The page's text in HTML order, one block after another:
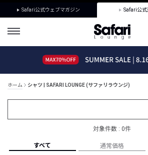
Safari公式ウェブマガジン Safari公式
ホーム シャツ | SAFARI LOUNGE (サファリラウンジ)
対象件数 : 0件
すべて 通常価格